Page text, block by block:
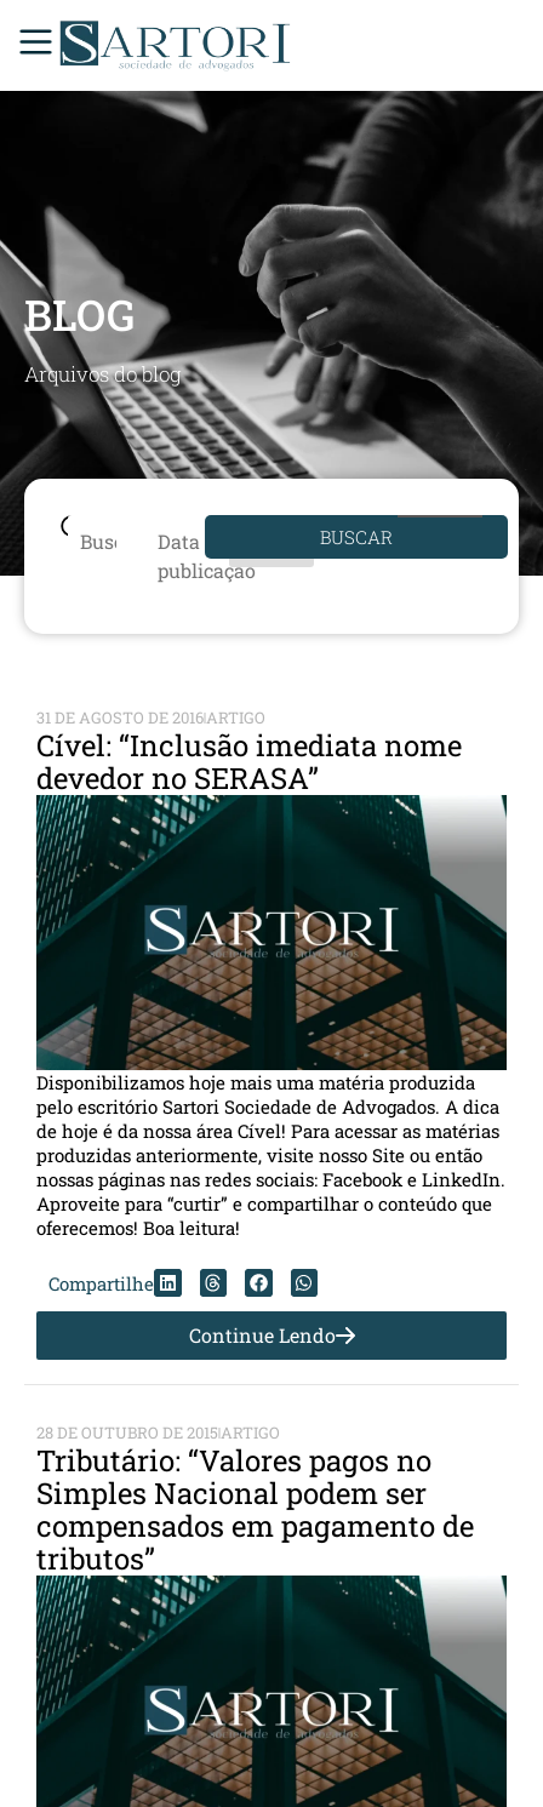
BLOG
Arquivos do blog
Data de
publicação
BUSCAR
31 DE AGOSTO DE 2016ARTIGO
Cível: “Inclusão imediata nome
devedor no SERASA”
Disponibilizamos hoje mais uma matéria produzida
pelo escritório Sartori Sociedade de Advogados. A dica
de hoje é da nossa área Cível! Para acessar as matérias
produzidas anteriormente, visite nosso Site ou então
nossas páginas nas redes sociais: Facebook e LinkedIn.
Aproveite para “curtir” e compartilhar o conteúdo que
oferecemos! Boa leitura!
Compartilhe
Continue Lendo
28 DE OUTUBRO DE 2015ARTIGO
Tributário: “Valores pagos no
Simples Nacional podem ser
compensados em pagamento de
tributos”